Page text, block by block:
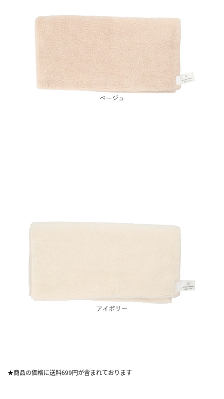
★商品の価格に送料699円が含まれております